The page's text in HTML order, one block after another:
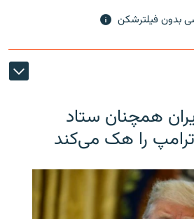
بدون فیلترشکن
همچنان ستاد
ترامپ را هک می‌کند